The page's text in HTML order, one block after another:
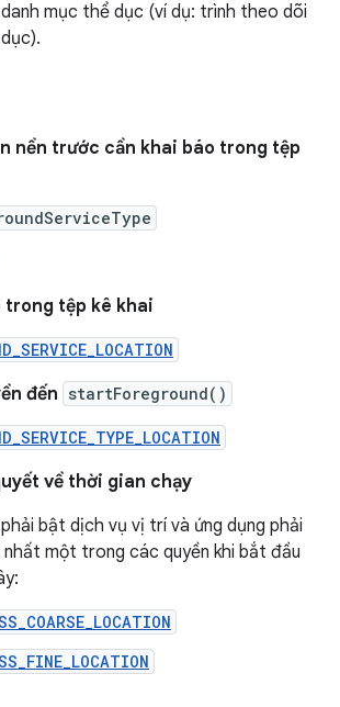
mục thể dục (ví dụ: trình theo dõi
nền trước cần khai báo trong tệp
trong tệp kê khai
đến startForeground()
về thời gian chạy
bật dịch vụ vị trí và ứng dụng phải
một trong các quyền khi bắt đầu